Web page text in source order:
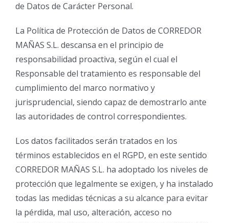
de Datos de Carácter Personal.
La Política de Protección de Datos de CORREDOR
MAÑAS S.L. descansa en el principio de
responsabilidad proactiva, según el cual el
Responsable del tratamiento es responsable del
cumplimiento del marco normativo y
jurisprudencial, siendo capaz de demostrarlo ante
las autoridades de control correspondientes.
Los datos facilitados serán tratados en los
términos establecidos en el RGPD, en este sentido
CORREDOR MAÑAS S.L. ha adoptado los niveles de
protección que legalmente se exigen, y ha instalado
todas las medidas técnicas a su alcance para evitar
la pérdida, mal uso, alteración, acceso no